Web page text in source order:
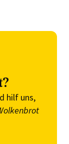
hilf uns,